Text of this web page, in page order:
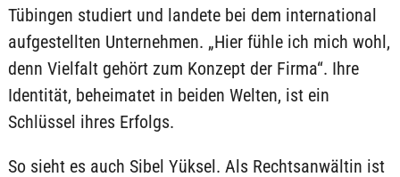
Tübingen studiert und landete bei dem international
aufgestellten Unternehmen. „Hier fühle ich mich wohl,
denn Vielfalt gehört zum Konzept der Firma“. Ihre
Identität, beheimatet in beiden Welten, ist ein
Schlüssel ihres Erfolgs.
So sieht es auch Sibel Yüksel. Als Rechtsanwältin ist